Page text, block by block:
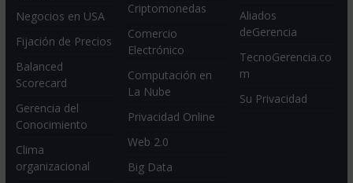
Negocios en USA
Fijación de Precios
Balanced
Scorecard
Gerencia del
Conocimiento
Clima
organizacional
Criptomonedas
Comercio
Electrónico
Computación en
La Nube
Privacidad Online
Web 2.0
Big Data
Aliados
deGerencia
TecnoGerencia.co
m
Su Privacidad